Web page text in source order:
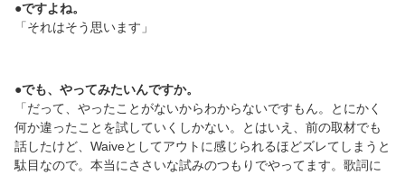
●ですよね。
「それはそう思います」
●でも、やってみたいんですか。
「だって、やったことがないからわからないですもん。とにかく
何か違ったことを試していくしかない。とはいえ、前の取材でも
話したけど、Waiveとしてアウトに感じられるほどズレてしまうと
駄目なので。本当にささいな試みのつもりでやってます。歌詞に